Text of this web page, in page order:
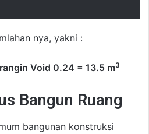
nya, yakni :
Void 0.24 = 13.5 m3
Bangun Ruang
bangunan konstruksi